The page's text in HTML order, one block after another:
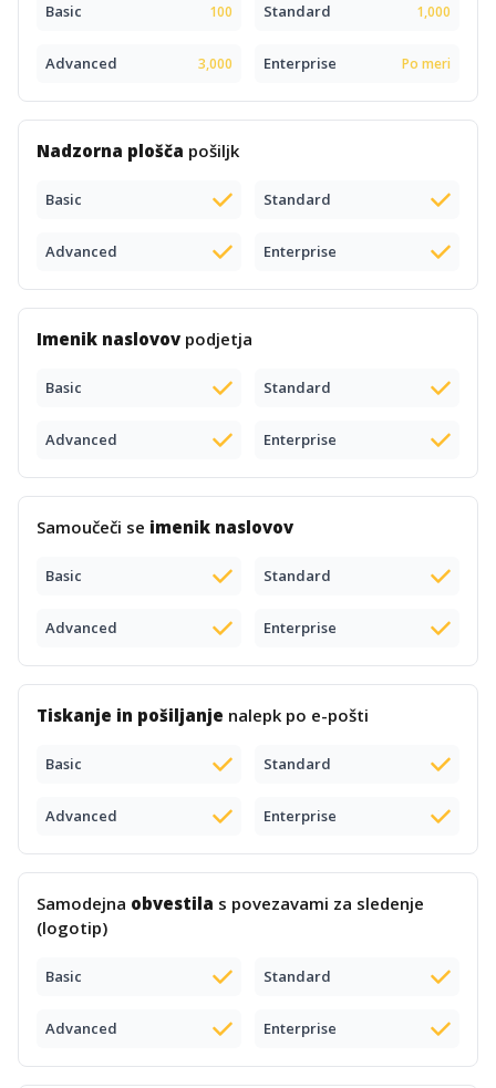
Basic 100 Standard 1,000
Advanced 3,000 Enterprise Po meri
Nadzorna plošča pošiljk
Basic Standard
Advanced Enterprise
Imenik naslovov podjetja
Basic Standard
Advanced Enterprise
Samoučeči se imenik naslovov
Basic Standard
Advanced Enterprise
Tiskanje in pošiljanje nalepk po e-pošti
Basic Standard
Advanced Enterprise
Samodejna obvestila s povezavami za sledenje
(logotip)
Basic Standard
Advanced Enterprise